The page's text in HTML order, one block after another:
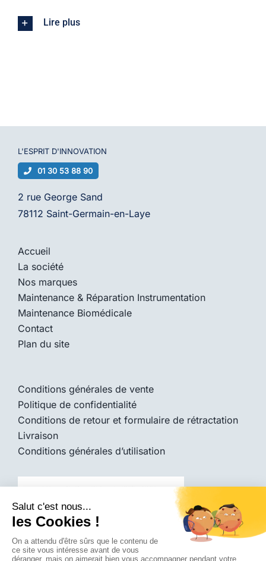
Lire plus
L'ESPRIT D'INNOVATION
01 30 53 88 90
2 rue George Sand
78112 Saint-Germain-en-Laye
Accueil
La société
Nos marques
Maintenance & Réparation Instrumentation
Maintenance Biomédicale
Contact
Plan du site
Conditions générales de vente
Politique de confidentialité
Conditions de retour et formulaire de rétractation
Livraison
Conditions générales d’utilisation